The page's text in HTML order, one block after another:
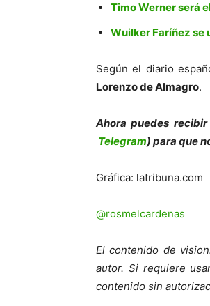
Timo Werner será
Wuilker Faríñez se
Según el diario
Lorenzo de Almagro.
Ahora puedes
Telegram) para que
Gráfica: latribuna.com
@rosmelcardenas
El contenido de
autor. Si requiere
contenido sin